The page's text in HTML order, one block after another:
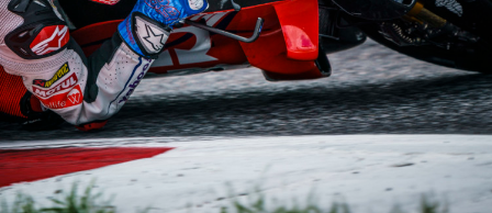
Events
Alle anzeigen